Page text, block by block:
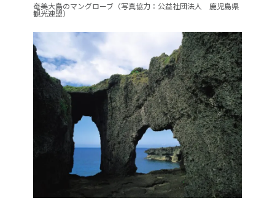
奄美大島のマングローブ（写真協力：公益社団法人 鹿児島県
観光連盟）